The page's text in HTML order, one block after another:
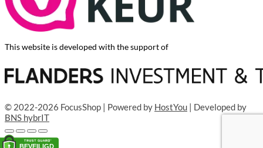
This website is developed with the support of
© 2022-2026 FocusShop | Powered by HostYou | Developed by
BNS hybrIT